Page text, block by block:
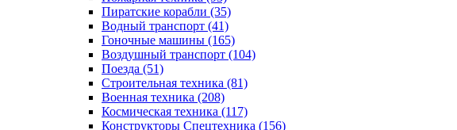
Пиратские корабли (35)
Водный транспорт (41)
Гоночные машины (165)
Воздушный транспорт (104)
Поезда (51)
Строительная техника (81)
Военная техника (208)
Космическая техника (117)
Конструкторы Спецтехника (156)